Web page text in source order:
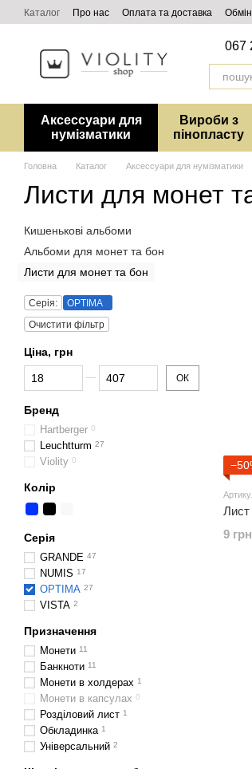
Перейти до основного контенту
Каталог Про нас Оплата та доставка
067
Аксессуари для
нумізматики
Вироби з
пінопласту
Головна Каталог Аксессуари для нумізматики
Листи для монет
Лист
9 грн
Кишенькові альбоми
Альбоми для монет та бон
Листи для монет та бон
Серія:
OPTIMA
Очистити фільтр
Ціна, грн
Від Ціна, грн
До Ціна, грн ОК
Бренд
Hartberger 0
Leuchtturm 27
Violity 0
Колір
Серія
GRANDE 47
NUMIS 17
OPTIMA 27
VISTA 2
Призначення
Монети 11
Банкноти 11
Монети в холдерах 1
Монети в капсулах 0
Розділовий лист 1
Обкладинка 1
Універсальний 2